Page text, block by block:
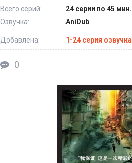
Всего серий:
24 серии по 45 мин.
Озвучка:
AniDub
Добавлена: 1-24 серия озвучка
0